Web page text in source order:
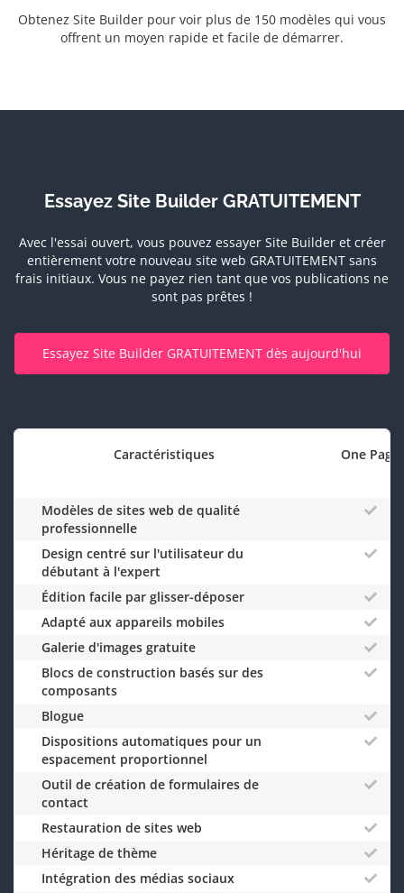
Obtenez Site Builder pour voir plus de 150 modèles qui vous
offrent un moyen rapide et facile de démarrer.
Essayez Site Builder GRATUITEMENT
Avec l'essai ouvert, vous pouvez essayer Site Builder et créer
entièrement votre nouveau site web GRATUITEMENT sans
frais initiaux. Vous ne payez rien tant que vos publications ne
sont pas prêtes !
Essayez Site Builder GRATUITEMENT dès aujourd'hui
Caractéristiques One Page
Modèles de sites web de qualité
professionnelle
Design centré sur l'utilisateur du
débutant à l'expert
Édition facile par glisser-déposer
Adapté aux appareils mobiles
Galerie d'images gratuite
Blocs de construction basés sur des
composants
Blogue
Dispositions automatiques pour un
espacement proportionnel
Outil de création de formulaires de
contact
Restauration de sites web
Héritage de thème
Intégration des médias sociaux